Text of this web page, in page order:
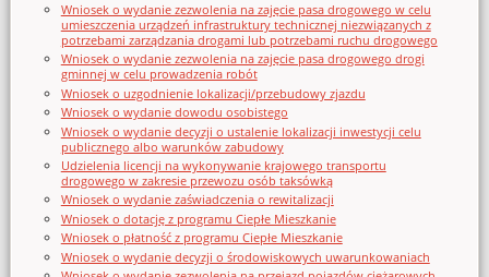
Wniosek o wydanie zezwolenia na zajęcie pasa drogowego w celu
umieszczenia urządzeń infrastruktury technicznej niezwiązanych z
potrzebami zarządzania drogami lub potrzebami ruchu drogowego
Wniosek o wydanie zezwolenia na zajęcie pasa drogowego drogi
gminnej w celu prowadzenia robót
Wniosek o uzgodnienie lokalizacji/przebudowy zjazdu
Wniosek o wydanie dowodu osobistego
Wniosek o wydanie decyzji o ustalenie lokalizacji inwestycji celu
publicznego albo warunków zabudowy
Udzielenia licencji na wykonywanie krajowego transportu
drogowego w zakresie przewozu osób taksówką
Wniosek o wydanie zaświadczenia o rewitalizacji
Wniosek o dotację z programu Ciepłe Mieszkanie
Wniosek o płatność z programu Ciepłe Mieszkanie
Wniosek o wydanie decyzji o środowiskowych uwarunkowaniach